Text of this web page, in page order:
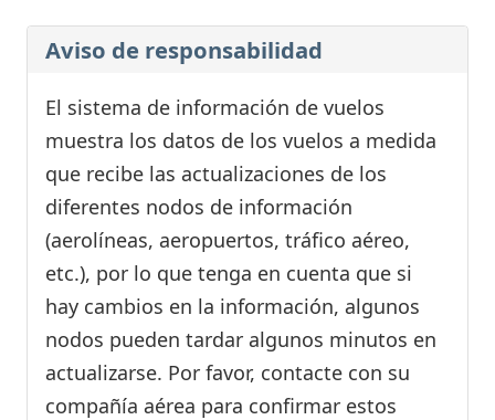
Aviso de responsabilidad
El sistema de información de vuelos
muestra los datos de los vuelos a medida
que recibe las actualizaciones de los
diferentes nodos de información
(aerolíneas, aeropuertos, tráfico aéreo,
etc.), por lo que tenga en cuenta que si
hay cambios en la información, algunos
nodos pueden tardar algunos minutos en
actualizarse. Por favor, contacte con su
compañía aérea para confirmar estos